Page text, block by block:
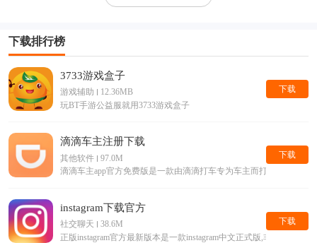
下载排行榜
3733游戏盒子
游戏辅助
12.36MB
玩BT手游公益服就用3733游戏盒子
下载
滴滴车主注册下载
其他软件
97.0M
滴滴车主app官方免费版是一款由滴滴打车专为车主而打造的手机
下载
instagram下载官方
社交聊天
38.6M
正版instagram官方最新版本是一款instagram中文正式版,非常受欢
下载